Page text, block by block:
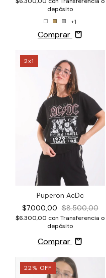
depósito
+1
Comprar
2x1
Puperon AcDc
$7.000,00 $8.500,00
$6.300,00 con Transferencia o
depósito
Comprar
22% OFF